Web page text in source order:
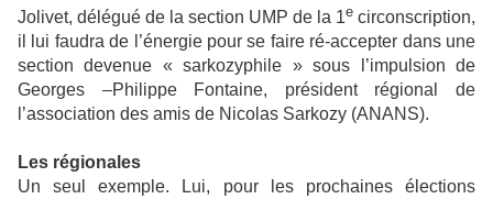
Jolivet, délégué de la section UMP de la 1e circonscription,
il lui faudra de l’énergie pour se faire ré-accepter dans une
section devenue « sarkozyphile » sous l’impulsion de
Georges –Philippe Fontaine, président régional de
l’association des amis de Nicolas Sarkozy (ANANS).
Les régionales
Un seul exemple. Lui, pour les prochaines élections